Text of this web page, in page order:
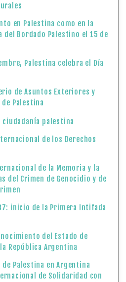
en Palestina como en la
del Bordado Palestino el 15 de
Palestina celebra el Día
de Asuntos Exteriores y
Palestina
palestina
de los Derechos
de la Memoria y la
del Crimen de Genocidio y de
inicio de la Primera Intifada
del Estado de
República Argentina
de Palestina en Argentina
de Solidaridad con